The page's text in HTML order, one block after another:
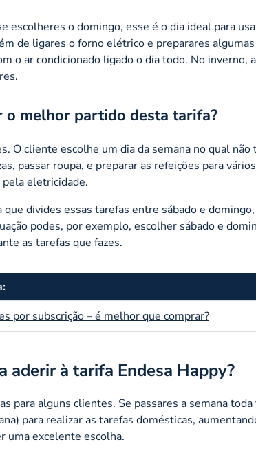
escolheres o domingo, esse é o dia ideal para
de ligares o forno elétrico e preparares
o ar condicionado ligado o dia todo. No inverno,
o melhor partido desta tarifa?
O cliente escolhe um dia da semana no qual
passar roupa, e preparar as refeições para
pela eletricidade.
que divides essas tarefas entre sábado e
podes, por exemplo, escolher sábado e
as tarefas que fazes.
por subscrição – é melhor que comprar?
aderir à tarifa Endesa Happy?
para alguns clientes. Se passares a semana
para realizar as tarefas domésticas,
uma excelente escolha.